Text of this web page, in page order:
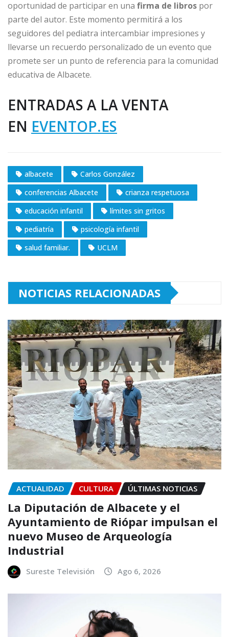
oportunidad de participar en una firma de libros por
parte del autor. Este momento permitirá a los
seguidores del pediatra intercambiar impresiones y
llevarse un recuerdo personalizado de un evento que
promete ser un punto de referencia para la comunidad
educativa de Albacete.
ENTRADAS A LA VENTA
EN EVENTOP.ES
albacete
Carlos González
conferencias Albacete
crianza respetuosa
educación infantil
límites sin gritos
pediatría
psicología infantil
salud familiar.
UCLM
NOTICIAS RELACIONADAS
ACTUALIDAD CULTURA ÚLTIMAS NOTICIAS
La Diputación de Albacete y el
Ayuntamiento de Riópar impulsan el
nuevo Museo de Arqueología
Industrial
Sureste Televisión Ago 6, 2026